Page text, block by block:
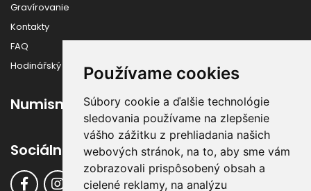
Používame cookies
Súbory cookie a ďalšie technológie
sledovania používame na zlepšenie
vášho zážitku z prehliadania našich
webových stránok, na to, aby sme vám
zobrazovali prispôsobený obsah a
cielené reklamy, na analýzu
Gravírovanie
Kontakty
FAQ
Hodinářský slovník
Numismatika
Sociálne siete